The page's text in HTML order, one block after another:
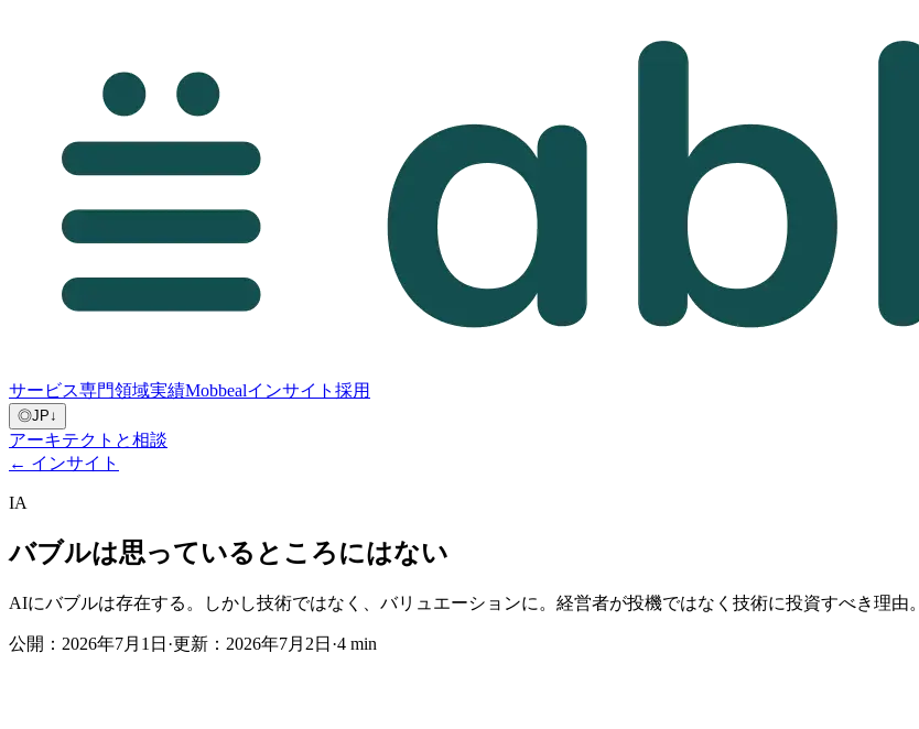
サービス専門領域実績Mobbealインサイト 採用
◎JP↓
アーキテクトと相談
← インサイト
IA
バブルは思っているところにはない
AIにバブルは存在する。しかし技術ではなく、バリュエーションに。経営者が投機ではなく技術に投資すべき理由。
公開： 2026年7月1日 ·更新： 2026年7月2日 ·4 min